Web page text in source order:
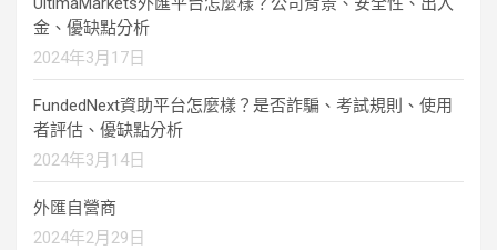
金、優缺點分析
2024年3月17日
FundedNext資助平台怎麼樣？是否詐騙、考試規則、使用
者評估、優缺點分析
2024年3月14日
外匯自營商
2024年2月29日